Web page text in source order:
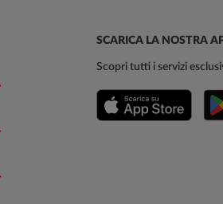
SCARICA LA NOSTRA
Scopri tutti i servizi